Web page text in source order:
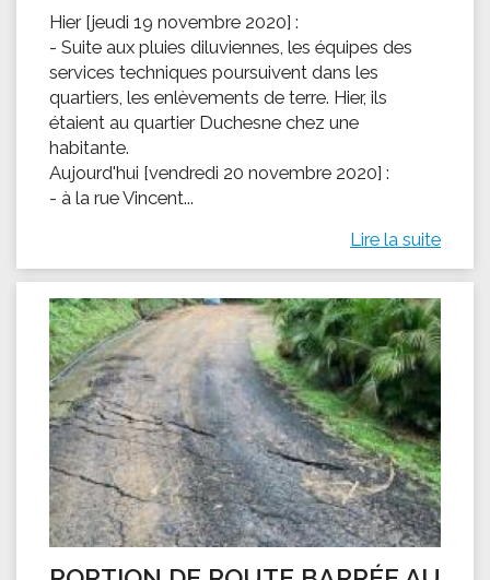
Hier [jeudi 19 novembre 2020] :
- Suite aux pluies diluviennes, les équipes des
services techniques poursuivent dans les
quartiers, les enlèvements de terre. Hier, ils
étaient au quartier Duchesne chez une
habitante.
Aujourd'hui [vendredi 20 novembre 2020] :
- à la rue Vincent...
Lire la suite